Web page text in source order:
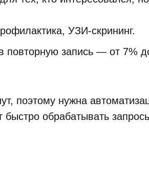
УЗИ-скрининг.
повторную запись — от 7%
поэтому нужна
обрабатывать